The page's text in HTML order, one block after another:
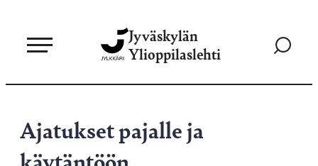
sisältöön
Jyväskylän
Ylioppilaslehti
Siirry
Ajatukset pajalle ja